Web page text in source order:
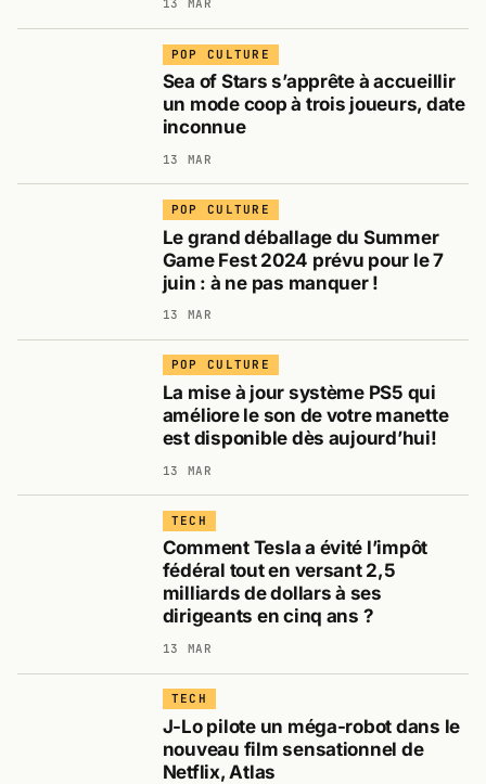
13 MAR
POP CULTURE
Sea of Stars s’apprête à accueillir
un mode coop à trois joueurs, date
inconnue
13 MAR
POP CULTURE
Le grand déballage du Summer
Game Fest 2024 prévu pour le 7
juin : à ne pas manquer !
13 MAR
POP CULTURE
La mise à jour système PS5 qui
améliore le son de votre manette
est disponible dès aujourd’hui!
13 MAR
TECH
Comment Tesla a évité l’impôt
fédéral tout en versant 2,5
milliards de dollars à ses
dirigeants en cinq ans ?
13 MAR
TECH
J-Lo pilote un méga-robot dans le
nouveau film sensationnel de
Netflix, Atlas